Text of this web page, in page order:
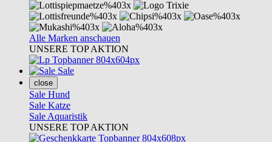
Alle Marken anschauen
UNSERE TOP AKTION
Sale
close
Sale Hund
Sale Katze
Sale Aquaristik
UNSERE TOP AKTION